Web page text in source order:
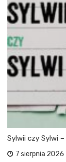
Sylwii czy Sylwi
7 sierpnia 2026